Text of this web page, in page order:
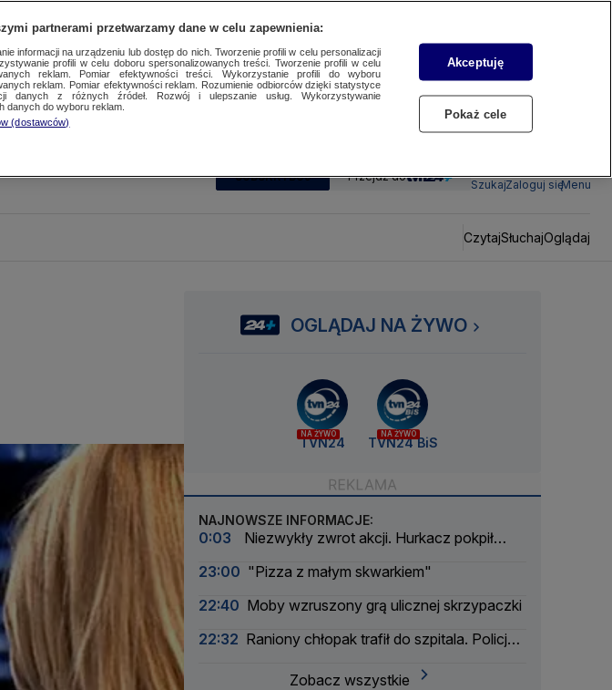
SUBSKRYBUJ Przejdź do
SzukajZaloguj sięMenu
CzytajSłuchajOglądaj
OGLĄDAJ NA ŻYWO
NA ŻYWO
TVN24
NA ŻYWO
TVN24 BiS
NAJNOWSZE INFORMACJE:
0:03
Niezwykły zwrot akcji. Hurkacz pokpił
23:00 "Pizza z małym skwarkiem"
22:40 Moby wzruszony grą ulicznej skrzypaczki
22:32 Raniony chłopak trafił do szpitala. Policja
Zobacz wszystkie
partnerami przetwarzamy dane w celu zapewnienia:
informacji na urządzeniu lub dostęp do nich. Tworzenie profili w celu personalizacji
profili w celu doboru spersonalizowanych treści. Tworzenie profili w celu
reklam. Pomiar efektywności treści. Wykorzystanie profili do wyboru
reklam. Pomiar efektywności reklam. Rozumienie odbiorców dzięki statystyce
danych z różnych źródeł. Rozwój i ulepszanie usług. Wykorzystywanie
danych do wyboru reklam.
(dostawców)
Akceptuję
Pokaż cele